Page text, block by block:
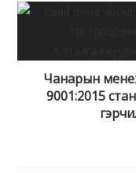
Чанарын
9001:2015